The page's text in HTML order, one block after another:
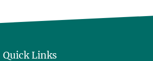
Quick Links